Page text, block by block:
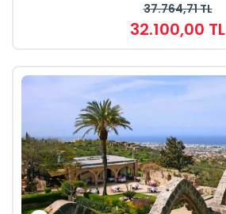
37.764,71TL
32.100,00 TL